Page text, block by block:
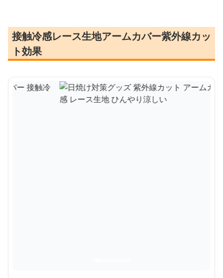
接触冷感レース生地アームカバー紫外線カッ
ト効果